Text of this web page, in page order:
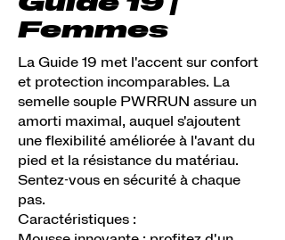
Femmes
La Guide 19 met l'accent sur confort
et protection incomparables. La
semelle souple PWRRUN assure un
amorti maximal, auquel s'ajoutent
une flexibilité améliorée à l'avant du
pied et la résistance du matériau.
Sentez-vous en sécurité à chaque
pas.
Caractéristiques :